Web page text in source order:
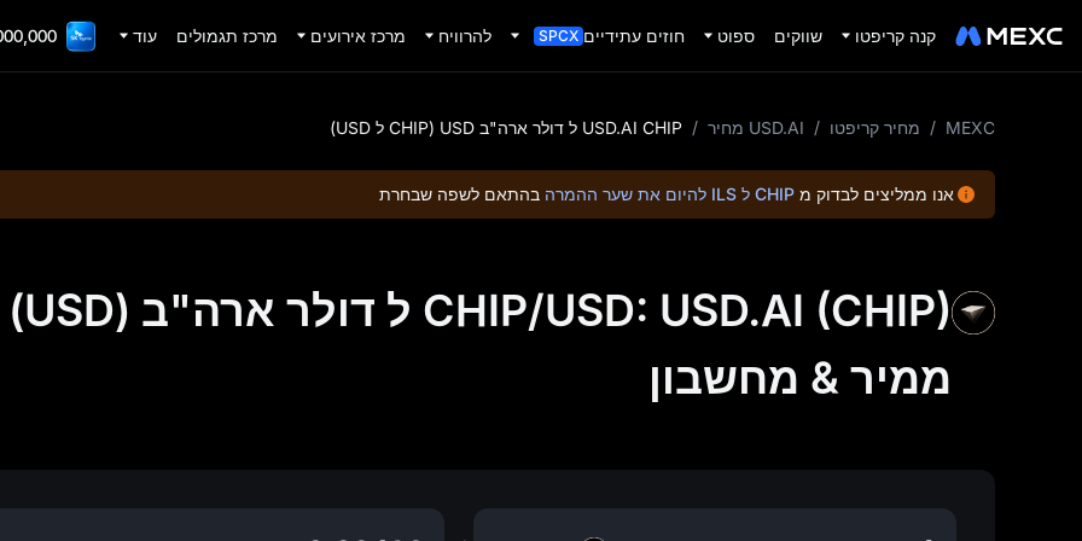
קנה קריפטו שווקים ספוט חוזים עתידיים SPCX להרוויח מרכז אירועים מרכז תגמולים עוד TradFi Gala
MEXC
/ מחיר קריפטו / USD.AI מחיר / USD.AI CHIP ל דולר ארה"ב USD (CHIP ל USD)
אנו ממליצים לבדוק מ CHIP ל ILS להיום את שער ההמרה בהתאם לשפה שבחרת
CHIP/USD: USD.AI (CHIP) ל דולר ארה"ב (USD)
ממיר & מחשבון